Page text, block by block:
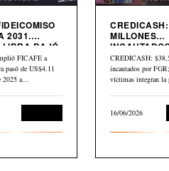
2031.
LIBRA BAJÓ
FICAFE a
pasó de US$4.11
2025 a…
MILLONES
INICIAN
CREDICASH:
incautados por
víctimas integran la
16/06/2026